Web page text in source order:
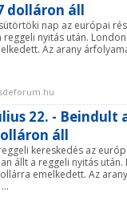
dolláron áll
nap az európai
nyitás után.
Az arany
22. - Beindult
áll
kereskedés az
állt a reggeli nyitás
emelkedett. Az